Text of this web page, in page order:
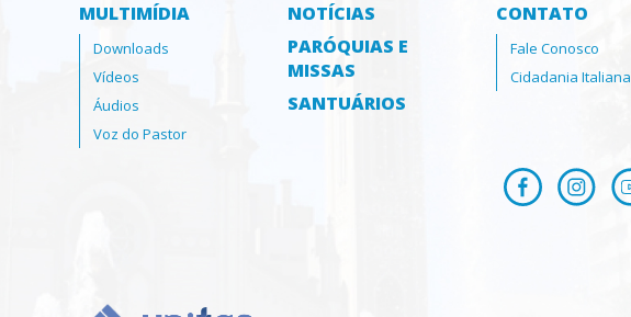
MULTIMÍDIA
Downloads
Vídeos
Áudios
Voz do Pastor
NOTÍCIAS
PARÓQUIAS E
MISSAS
SANTUÁRIOS
CONTATO
Fale Conosco
Cidadania Italiana